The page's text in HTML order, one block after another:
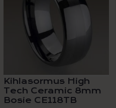
Kihlasormus High
Tech Ceramic 8mm
Bosie CE118TB
muunnelma.
valinnat